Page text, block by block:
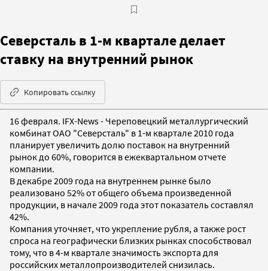
Северсталь в 1-м квартале делает
ставку на внутренний рынок
Копировать ссылку
16 февраля. IFX-News - Череповецкий металлургический
комбинат ОАО "Северсталь" в 1-м квартале 2010 года
планирует увеличить долю поставок на внутренний
рынок до 60%, говорится в ежеквартальном отчете
компании.
В декабре 2009 года на внутреннем рынке было
реализовано 52% от общего объема произведенной
продукции, в начале 2009 года этот показатель составлял
42%.
Компания уточняет, что укрепление рубля, а также рост
спроса на географически близких рынках способствовал
тому, что в 4-м квартале значимость экспорта для
российских металлопроизводителей снизилась.